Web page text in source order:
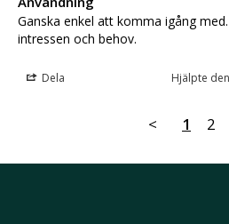
Ganska enkel att komma igång
intressen och behov.
Dela Hjälpte
< 1 2